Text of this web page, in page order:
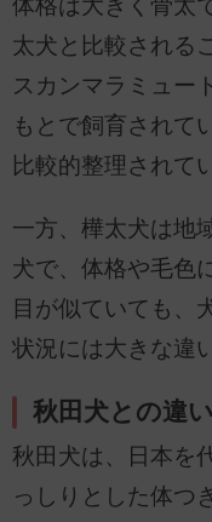
体格は大きく骨太
太犬と比較される
スカンマラミュー
もとで飼育されて
比較的整理されて
一方、樺太犬は地
犬で、体格や毛色
目が似ていても、
状況には大きな違
秋田犬との違い
秋田犬は、日本を
っしりとした体つ